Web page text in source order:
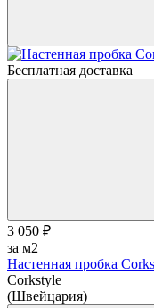
Бесплатная доставка
3 050 ₽
за м2
Настенная пробка
Corkstyle
(Швейцария)